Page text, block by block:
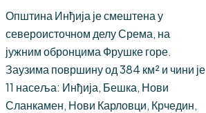
Општина Инђија је смештена у
североисточном делу Срема, на
јужним обронцима Фрушке горе.
Заузима површину од 384 км² и чини је
11 насеља: Инђија, Бешка, Нови
Сланкамен, Нови Карловци, Крчедин,